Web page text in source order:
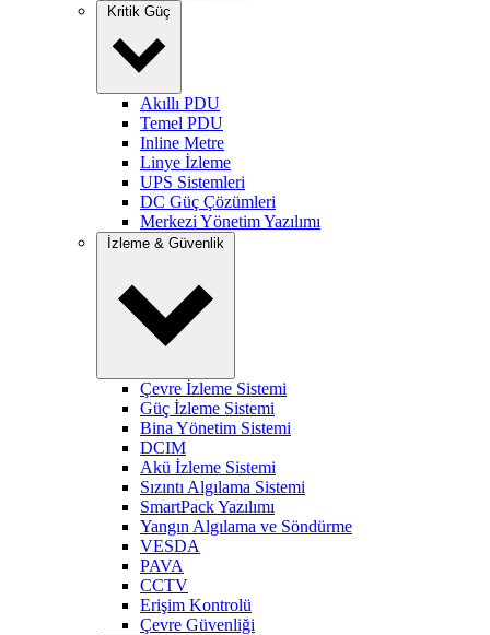
Kritik Güç
Akıllı PDU
Temel PDU
Inline Metre
Linye İzleme
UPS Sistemleri
DC Güç Çözümleri
Merkezi Yönetim Yazılımı
İzleme & Güvenlik
Çevre İzleme Sistemi
Güç İzleme Sistemi
Bina Yönetim Sistemi
DCIM
Akü İzleme Sistemi
Sızıntı Algılama Sistemi
SmartPack Yazılımı
Yangın Algılama ve Söndürme
VESDA
PAVA
CCTV
Erişim Kontrolü
Çevre Güvenliği